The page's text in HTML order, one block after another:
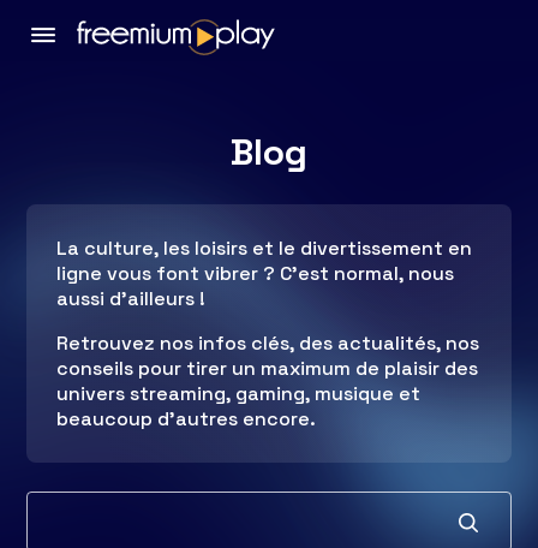
Blog
La culture, les loisirs et le divertissement en
ligne vous font vibrer ? C’est normal, nous
aussi d’ailleurs !
Retrouvez nos infos clés, des actualités, nos
conseils pour tirer un maximum de plaisir des
univers streaming, gaming, musique et
beaucoup d’autres encore.